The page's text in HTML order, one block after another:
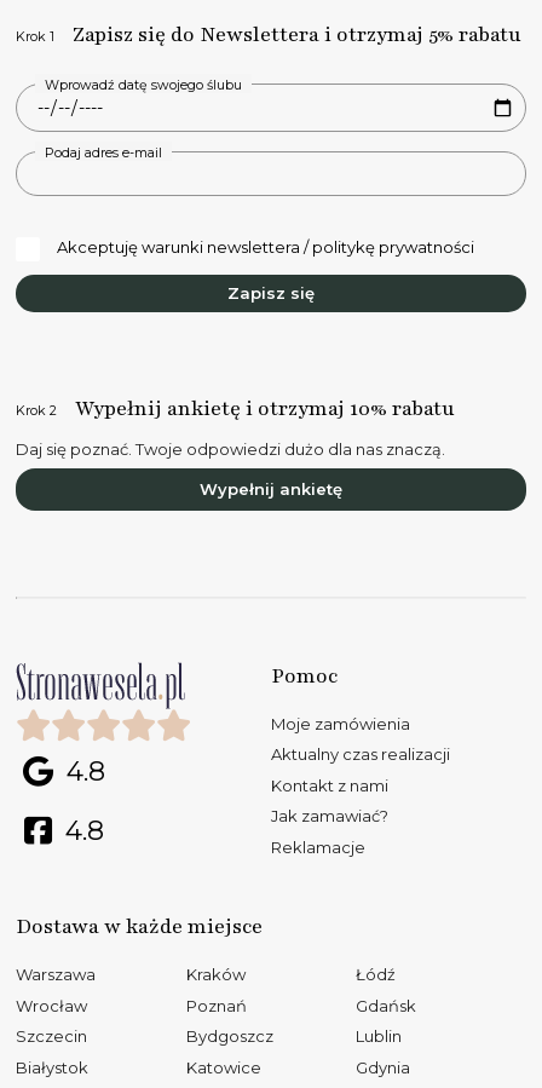
Krok 1 Zapisz się do Newslettera i otrzymaj 5% rabatu
Wprowadź datę swojego ślubu
Podaj adres e-mail
Akceptuję warunki newslettera / politykę prywatności
Zapisz się
Krok 2 Wypełnij ankietę i otrzymaj 10% rabatu
Daj się poznać. Twoje odpowiedzi dużo dla nas znaczą.
Wypełnij ankietę
4.8
4.8
Pomoc
Moje zamówienia
Aktualny czas realizacji
Kontakt z nami
Jak zamawiać?
Reklamacje
Dostawa w każde miejsce
Warszawa Kraków
Łódź
Wrocław
Poznań
Gdańsk
Szczecin
Bydgoszcz
Lublin
Białystok
Katowice Gdynia